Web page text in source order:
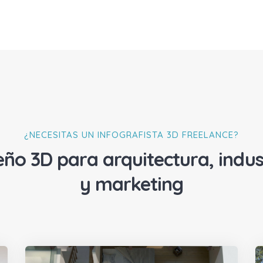
¿NECESITAS UN INFOGRAFISTA 3D FREELANCE?
3D para arquitectura,
y marketing